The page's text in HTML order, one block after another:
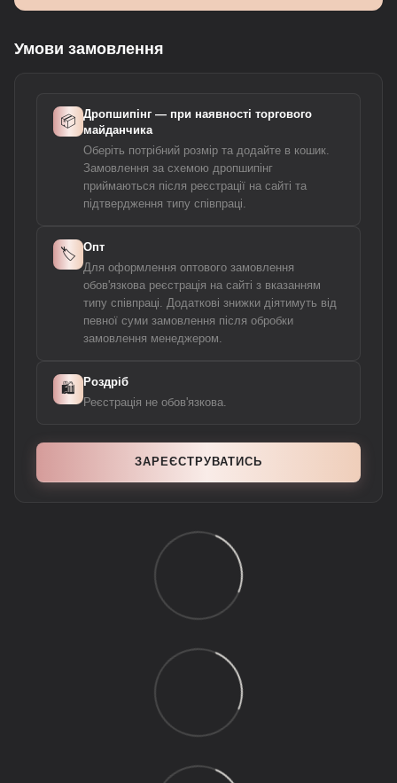
Умови замовлення
📦 Дропшипінг — при наявності торгового
майданчика
Оберіть потрібний розмір та додайте в кошик.
Замовлення за схемою дропшипінг
приймаються після реєстрації на сайті та
підтвердження типу співпраці.
🏷️ Опт
Для оформлення оптового замовлення
обов'язкова реєстрація на сайті з вказанням
типу співпраці. Додаткові знижки діятимуть від
певної суми замовлення після обробки
замовлення менеджером.
🛍️ Роздріб
Реєстрація не обов'язкова.
ЗАРЕЄСТРУВАТИСЬ